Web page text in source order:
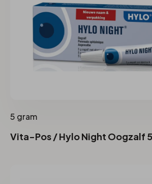
5 gram
Vita-Pos / Hylo Night Oogzalf